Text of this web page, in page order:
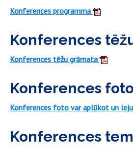
Konferences programma
Konferences
Konferences tēžu grāmata
Konferences
Konferences foto var aplūkot un
Konferences